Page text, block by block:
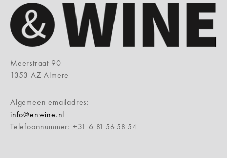
Meerstraat 90
1353 AZ Almere
Algemeen emailadres:
info@enwine.nl
Telefoonnummer: +31 6 81 56 58 54